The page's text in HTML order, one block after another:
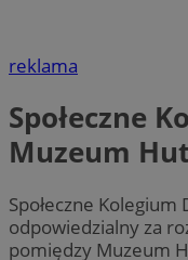
reklama
Społeczne
Muzeum
Społeczne
odpowiedzialny za
pomiędzy Muzeum